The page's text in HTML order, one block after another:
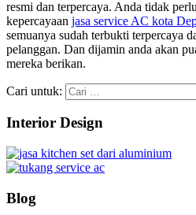
resmi dan terpercaya. Anda tidak
kepercayaan jasa service AC kota
semuanya sudah terbukti terpercaya
pelanggan. Dan dijamin anda akan
mereka berikan.
Cari untuk:
Interior Design
Blog